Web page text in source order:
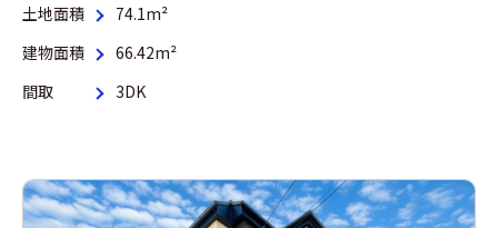
土地面積
74.1m²
建物面積
66.42m²
間取
3DK